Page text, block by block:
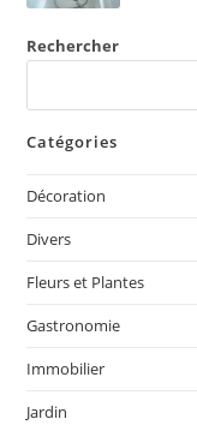
Rechercher
Catégories
Décoration
Divers
Fleurs et Plantes
Gastronomie
Immobilier
Jardin